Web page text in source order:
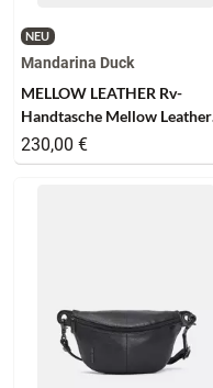
NEU
Mandarina Duck
MELLOW LEATHER Rv-
Handtasche Mellow Leather
Hobo Espresso
230,00 €